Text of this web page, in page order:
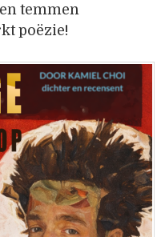
temmen
poëzie!